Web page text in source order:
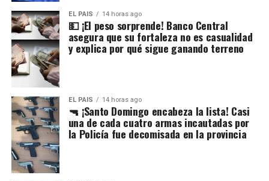
EL PAIS 14 horas ago
💵 ¡El peso sorprende! Banco Central
asegura que su fortaleza no es casualidad
y explica por qué sigue ganando terreno
EL PAIS 14 horas ago
🔫 ¡Santo Domingo encabeza la lista! Casi
una de cada cuatro armas incautadas por
la Policía fue decomisada en la provincia